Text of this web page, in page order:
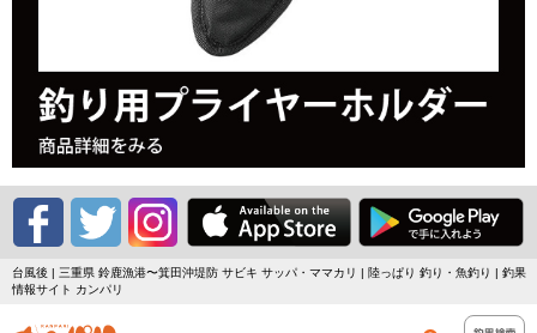
台風後 | 三重県 鈴鹿漁港〜箕田沖堤防 サビキ サッパ・ママカリ | 陸っぱり 釣り・魚釣り | 釣果
情報サイト カンパリ